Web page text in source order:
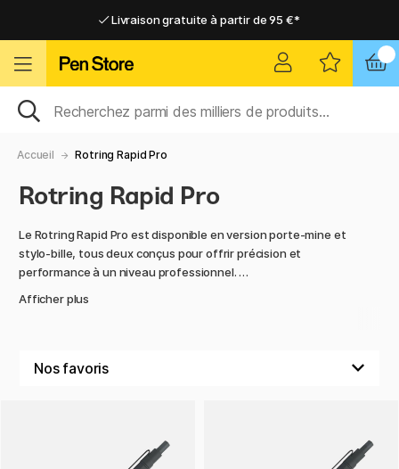
Livraison gratuite à partir de 95 €*
Livraison domicile ou point relais
Livraison gratuite à partir de 95 €*
Livraison domicile ou point relais
Accueil Rotring Rapid Pro
Rotring Rapid Pro
Le Rotring Rapid Pro est disponible en version porte-mine et
stylo-bille, tous deux conçus pour offrir précision et
performance à un niveau professionnel.
Le porte-mine, fabriqué en métal, dispose d’une zone de
il est idéal pour les dessins techniques, les croquis détaillés
prise en main confortable, mais offre une écriture douce et
fluide. Avec sa grande durabilité, il est parfait pour les notes
Afficher plus